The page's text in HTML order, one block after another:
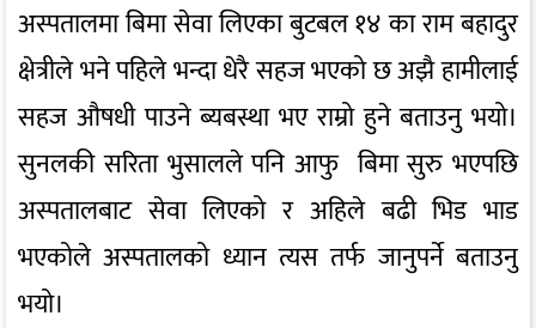
अस्पतालमा बिमा सेवा लिएका बुटबल १४ का राम बहादुर
क्षेत्रीले भने पहिले भन्दा धेरै सहज भएको छ अझै हामीलाई
सहज औषधी पाउने ब्यबस्था भए राम्रो हुने बताउनु भयो।
सुनलकी सरिता भुसालले पनि आफु बिमा सुरु भएपछि
अस्पतालबाट सेवा लिएको र अहिले बढी भिड भाड
भएकोले अस्पतालको ध्यान त्यस तर्फ जानुपर्ने बताउनु
भयो।